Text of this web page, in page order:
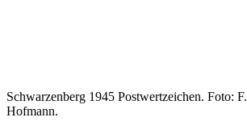
Schwarzenberg 1945 Postwertzeichen. Foto: F.
Hofmann.